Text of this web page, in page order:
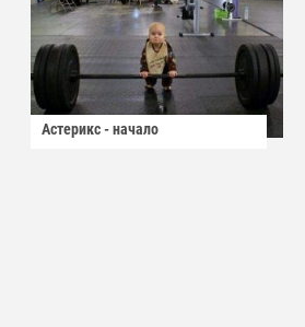
Астерикс - начало